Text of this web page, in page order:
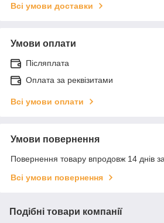
Всі умови доставки
Умови оплати
Післяплата
Оплата за реквізитами
Всі умови оплати
Умови повернення
Повернення товару впродовж 14 днів
Всі умови повернення
Подібні товари компанії